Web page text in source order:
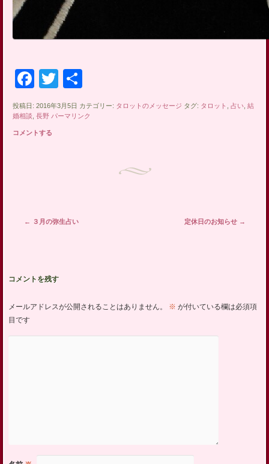
Facebook
Twitter
有
投稿日: 2016年3月5日 カテゴリー: タロットのメッセージ タグ: タロット ,占い ,結
婚相談 ,長野 パーマリンク
コメントする
投稿ナビゲーション
← ３月の弥生占い 定休日のお知らせ →
コメントを残す
メールアドレスが公開されることはありません。 ※ が付いている欄は必須項
目です